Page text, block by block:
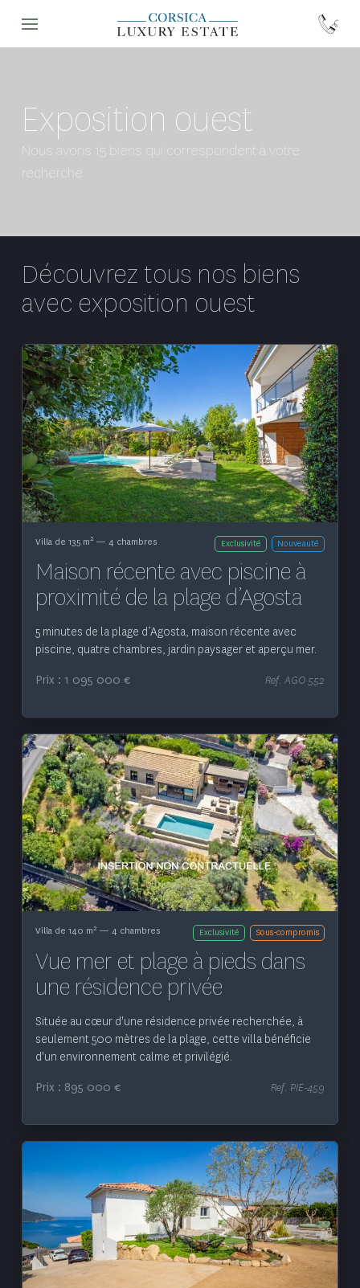
Exposition ouest
Nous avons 15 biens qui correspondent à votre
recherche
Découvrez tous nos biens
avec exposition ouest
Voir le bien
Villa de 135 m2— 4 chambres Exclusivité Nouveauté
Maison récente avec piscine à
proximité de la plage d’Agosta
5 minutes de la plage d’Agosta, maison récente avec
piscine, quatre chambres, jardin paysager et aperçu mer.
Prix : 1 095 000 €
Ref. AGO 552
Voir le bien
Villa de 140 m2— 4 chambres Exclusivité Sous-compromis
Vue mer et plage à pieds dans
une résidence privée
Située au cœur d'une résidence privée recherchée, à
seulement 500 mètres de la plage, cette villa bénéficie
d'un environnement calme et privilégié.
Prix : 895 000 €
Ref. PIE-459
Voir le bien